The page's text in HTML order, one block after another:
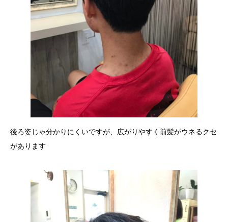
後ろ姿じゃ分かりにくいですが、広がりやすく前髪がウネるクセ
があります